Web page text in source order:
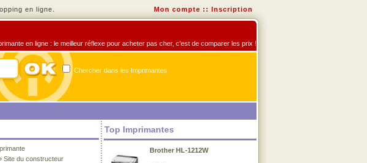
en ligne. Mon compte :: Inscription
en ligne : le meilleur réflexe pour acheter pas cher, c'est de comparer les prix !
Chercher dans les Imprimantes
Site du constructeur
Top Imprimantes
Brother HL-1212W